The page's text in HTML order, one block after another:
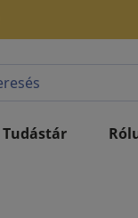
Tudástár